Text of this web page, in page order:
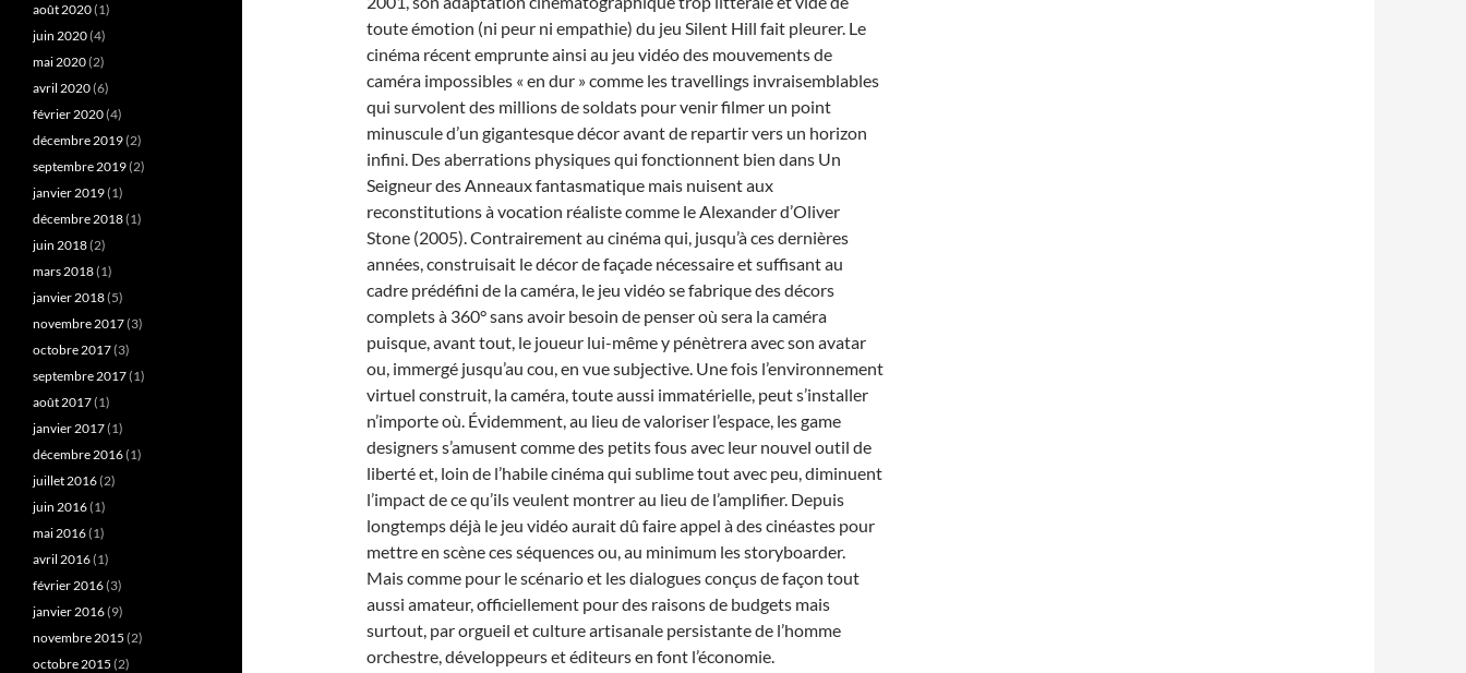
toute émotion (ni peur ni empathie) du jeu Silent Hill fait pleurer. Le
cinéma récent emprunte ainsi au jeu vidéo des mouvements de
caméra impossibles « en dur » comme les travellings invraisemblables
qui survolent des millions de soldats pour venir filmer un point
minuscule d’un gigantesque décor avant de repartir vers un horizon
infini. Des aberrations physiques qui fonctionnent bien dans Un
Seigneur des Anneaux fantasmatique mais nuisent aux
reconstitutions à vocation réaliste comme le Alexander d’Oliver
Stone (2005). Contrairement au cinéma qui, jusqu’à ces dernières
années, construisait le décor de façade nécessaire et suffisant au
cadre prédéfini de la caméra, le jeu vidéo se fabrique des décors
complets à 360° sans avoir besoin de penser où sera la caméra
puisque, avant tout, le joueur lui-même y pénètrera avec son avatar
ou, immergé jusqu’au cou, en vue subjective. Une fois l’environnement
virtuel construit, la caméra, toute aussi immatérielle, peut s’installer
n’importe où. Évidemment, au lieu de valoriser l’espace, les game
designers s’amusent comme des petits fous avec leur nouvel outil de
liberté et, loin de l’habile cinéma qui sublime tout avec peu, diminuent
l’impact de ce qu’ils veulent montrer au lieu de l’amplifier. Depuis
longtemps déjà le jeu vidéo aurait dû faire appel à des cinéastes pour
mettre en scène ces séquences ou, au minimum les storyboarder.
Mais comme pour le scénario et les dialogues conçus de façon tout
aussi amateur, officiellement pour des raisons de budgets mais
surtout, par orgueil et culture artisanale persistante de l’homme
orchestre, développeurs et éditeurs en font l’économie.
août 2020(1)
juin 2020(4)
mai 2020(2)
avril 2020(6)
février 2020(4)
décembre 2019(2)
septembre 2019(2)
janvier 2019(1)
décembre 2018(1)
juin 2018(2)
mars 2018(1)
janvier 2018(5)
novembre 2017(3)
octobre 2017(3)
septembre 2017(1)
août 2017(1)
janvier 2017(1)
décembre 2016(1)
juillet 2016(2)
juin 2016(1)
mai 2016(1)
avril 2016(1)
février 2016(3)
janvier 2016(9)
novembre 2015 (2)
octobre 2015 (2)